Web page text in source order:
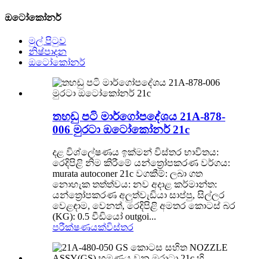
ඔටෝකෝනර්
මුල් පිටුව
නිෂ්පාදන
ඔටෝකෝනර්
තහඩු පටි මාර්ගෝපදේශය 21A-878-
006 මුරටා ඔටෝකෝනර් 21c
දළ විශ්ලේෂණය ඉක්මන් විස්තර භාවිතය:
රෙදිපිළි නිම කිරීමේ යන්ත්‍රෝපකරණ වර්ගය:
murata autoconer 21c වගකීම්: ලබා ගත
නොහැක තත්ත්වය: නව අදාළ කර්මාන්ත:
යන්ත්‍රෝපකරණ අලුත්වැඩියා සාප්පු, සිල්ලර
වෙළඳාම, වෙනත්, රෙදිපිළි අමතර කොටස් බර
(KG): 0.5 වීඩියෝ outgoi...
පරීක්ෂණයක්විස්තර